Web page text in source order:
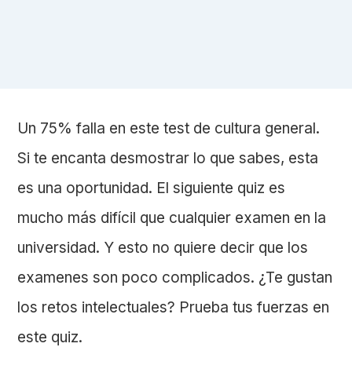
Un 75% falla en este test de cultura general.
Si te encanta desmostrar lo que sabes, esta
es una oportunidad. El siguiente quiz es
mucho más difícil que cualquier examen en la
universidad. Y esto no quiere decir que los
examenes son poco complicados. ¿Te gustan
los retos intelectuales? Prueba tus fuerzas en
este quiz.